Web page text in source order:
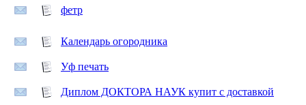
фетр
Календарь огородника
Уф печать
Диплом ДОКТОРА НАУК купит с доставкой